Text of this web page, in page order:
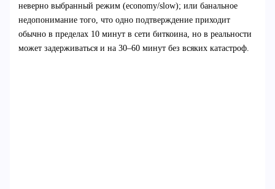
неверно выбранный режим (economy/slow); или банальное
недопонимание того, что одно подтверждение приходит
обычно в пределах 10 минут в сети биткоина, но в реальности
может задерживаться и на 30–60 минут без всяких катастроф.